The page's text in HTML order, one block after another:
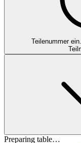
Teilenummer
Preparing table…